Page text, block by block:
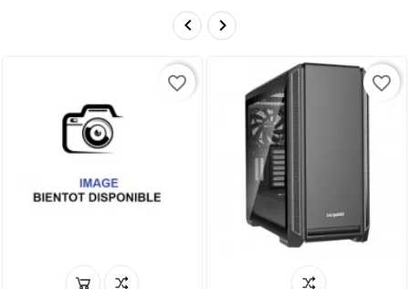
 
favorite_border favorite_border